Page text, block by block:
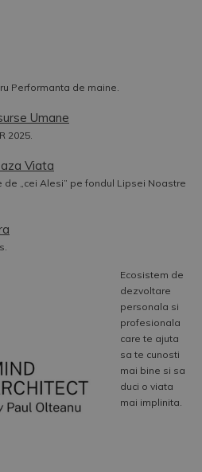
Performanta de maine.
Umane
2025.
Viata
„cei Alesi” pe fondul Lipsei Noastre
Ecosistem de
dezvoltare
personala si
profesionala
care te ajuta
sa te cunosti
mai bine si sa
duci o viata
mai implinita.